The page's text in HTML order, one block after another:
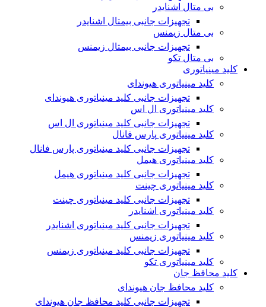
بی متال اشنایدر
تجهیزات جانبی بیمتال اشنایدر
بی متال زیمنس
تجهیزات جانبی بیمتال زیمنس
بی متال تکو
کلید مینیاتوری
کلید مینیاتوری هیوندای
تجهیزات جانبی کلید مینیاتوری هیوندای
کلید مینیاتوری ال اس
تجهیزات جانبی کلید مینیاتوری ال اس
کلید مینیاتوری پارس فانال
تجهیزات جانبی کلید مینیاتوری پارس فانال
کلید مینیاتوری هیمل
تجهیزات جانبی کلید مینیاتوری هیمل
کلید مینیاتوری چینت
تجهیزات جانبی کلید مینیاتوری چینت
کلید مینیاتوری اشنایدر
تجهیزات جانبی کلید مینیاتوری اشنایدر
کلید مینیاتوری زیمنس
تجهیزات جانبی کلید مینیاتوری زیمنس
کلید مینیاتوری تکو
کلید محافظ جان
کلید محافظ جان هیوندای
تجهیزات جانبی کلید محافظ جان هیوندای